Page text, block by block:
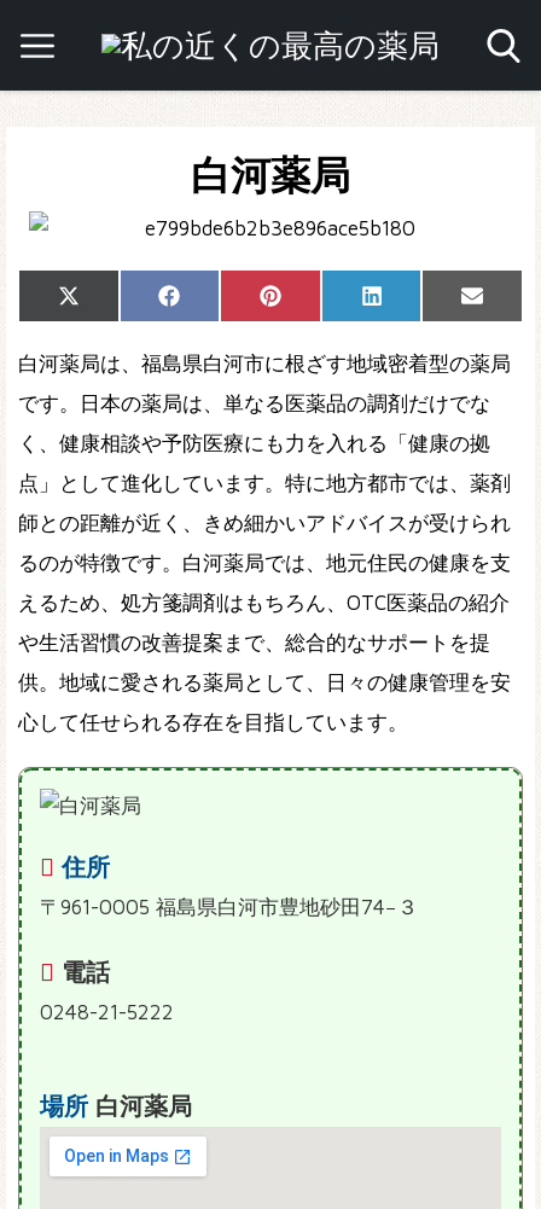
白河薬局
Share
on
X
(Twitter)
Share
on
Facebook Share
on
Pinterest Share
on
LinkedIn
Share
on
Email
白河薬局は、福島県白河市に根ざす地域密着型の薬局
です。日本の薬局は、単なる医薬品の調剤だけでな
く、健康相談や予防医療にも力を入れる「健康の拠
点」として進化しています。特に地方都市では、薬剤
師との距離が近く、きめ細かいアドバイスが受けられ
るのが特徴です。白河薬局では、地元住民の健康を支
えるため、処方箋調剤はもちろん、OTC医薬品の紹介
や生活習慣の改善提案まで、総合的なサポートを提
供。地域に愛される薬局として、日々の健康管理を安
心して任せられる存在を目指しています。
住所
〒961-0005 福島県白河市豊地砂田74−３
電話
0248-21-5222
場所 白河薬局